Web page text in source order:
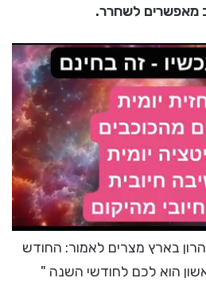
מאפשרים לשחרר.
בארץ מצרים לאמור: החודש
הוא לכם לחודשי השנה "